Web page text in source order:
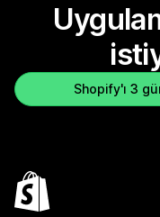
Shopify'ı 3